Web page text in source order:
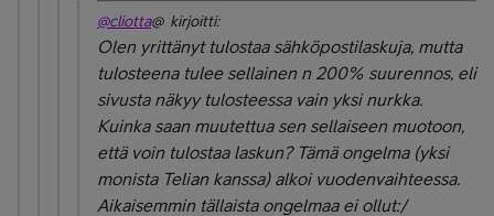
@cliotta@ kirjoitti:
Olen yrittänyt tulostaa sähköpostilaskuja, mutta
tulosteena tulee sellainen n 200% suurennos, eli
sivusta näkyy tulosteessa vain yksi nurkka.
Kuinka saan muutettua sen sellaiseen muotoon,
että voin tulostaa laskun? Tämä ongelma (yksi
monista Telian kanssa) alkoi vuodenvaihteessa.
Aikaisemmin tällaista ongelmaa ei ollut:/